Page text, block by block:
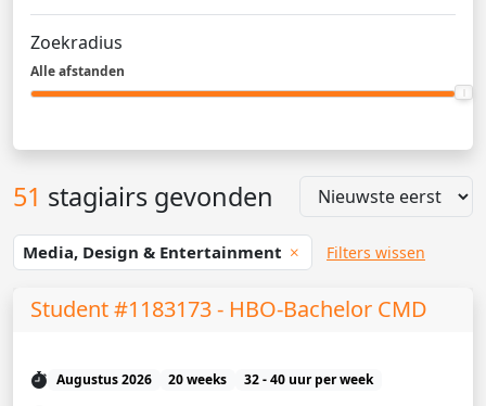
Zoekradius
Alle afstanden
51 stagiairs gevonden
Media, Design & Entertainment Filters wissen
Student #1183173 - HBO-Bachelor CMD
Augustus 2026 20 weeks
32 - 40 uur per week